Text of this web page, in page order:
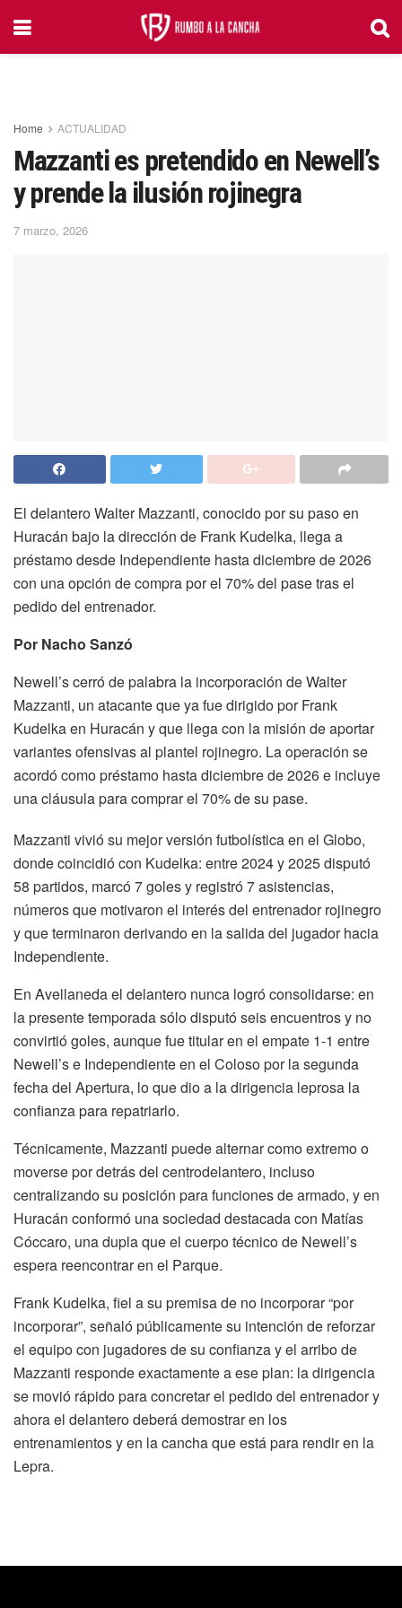
Home ACTUALIDAD
Mazzanti es pretendido en Newell’s
y prende la ilusión rojinegra
7 marzo, 2026
El delantero Walter Mazzanti, conocido por su paso en
Huracán bajo la dirección de Frank Kudelka, llega a
préstamo desde Independiente hasta diciembre de 2026
con una opción de compra por el 70% del pase tras el
pedido del entrenador.
Por Nacho Sanzó
Newell’s cerró de palabra la incorporación de Walter
Mazzanti, un atacante que ya fue dirigido por Frank
Kudelka en Huracán y que llega con la misión de aportar
variantes ofensivas al plantel rojinegro. La operación se
acordó como préstamo hasta diciembre de 2026 e incluye
una cláusula para comprar el 70% de su pase.
Mazzanti vivió su mejor versión futbolística en el Globo,
donde coincidió con Kudelka: entre 2024 y 2025 disputó
58 partidos, marcó 7 goles y registró 7 asistencias,
números que motivaron el interés del entrenador rojinegro
y que terminaron derivando en la salida del jugador hacia
Independiente.
En Avellaneda el delantero nunca logró consolidarse: en
la presente temporada sólo disputó seis encuentros y no
convirtió goles, aunque fue titular en el empate 1-1 entre
Newell’s e Independiente en el Coloso por la segunda
fecha del Apertura, lo que dio a la dirigencia leprosa la
confianza para repatriarlo.
Técnicamente, Mazzanti puede alternar como extremo o
moverse por detrás del centrodelantero, incluso
centralizando su posición para funciones de armado, y en
Huracán conformó una sociedad destacada con Matías
Cóccaro, una dupla que el cuerpo técnico de Newell’s
espera reencontrar en el Parque.
Frank Kudelka, fiel a su premisa de no incorporar “por
incorporar”, señaló públicamente su intención de reforzar
el equipo con jugadores de su confianza y el arribo de
Mazzanti responde exactamente a ese plan: la dirigencia
se movió rápido para concretar el pedido del entrenador y
ahora el delantero deberá demostrar en los
entrenamientos y en la cancha que está para rendir en la
Lepra.